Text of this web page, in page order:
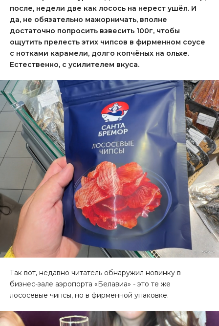
после, недели две как лосось на нерест ушёл. И
да, не обязательно мажорничать, вполне
достаточно попросить взвесить 100г, чтобы
ощутить прелесть этих чипсов в фирменном соусе
с нотками карамели, долго копчёных на ольхе.
Естественно, с усилителем вкуса.
Так вот, недавно читатель обнаружил новинку в
бизнес-зале аэропорта «Белавиа» - это те же
лососевые чипсы, но в фирменной упаковке.